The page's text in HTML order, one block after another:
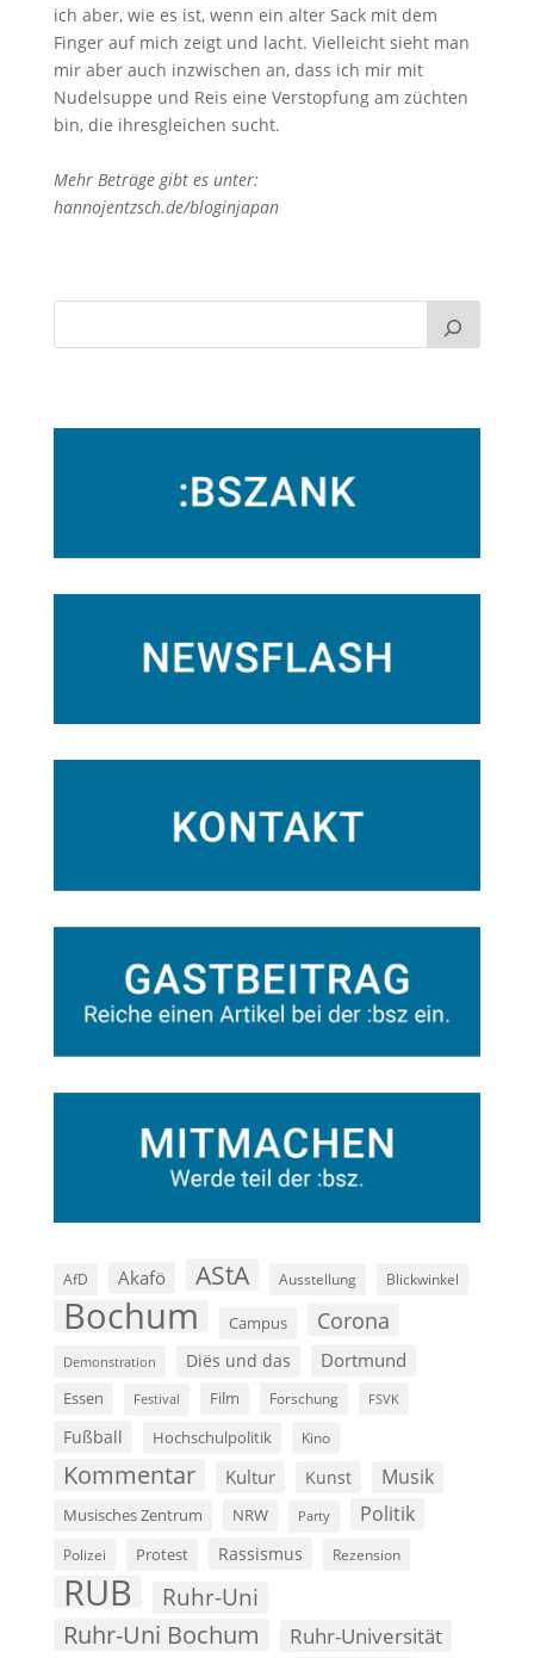
ich aber, wie es ist, wenn ein alter Sack mit dem
Finger auf mich zeigt und lacht. Vielleicht sieht man
mir aber auch inzwischen an, dass ich mir mit
Nudelsuppe und Reis eine Verstopfung am züchten
bin, die ihresgleichen sucht.
Mehr Beträge gibt es unter:
hannojentzsch.de/bloginjapan
AfD Akafö AStA Ausstellung Blickwinkel
Bochum Campus Corona
Demonstration Diës und das Dortmund
Essen Festival Film Forschung FSVK
Fußball Hochschulpolitik Kino
Kommentar Kultur Kunst Musik
Musisches Zentrum NRW Party Politik
Polizei Protest Rassismus Rezension
RUB Ruhr-Uni
Ruhr-Uni Bochum Ruhr-Universität